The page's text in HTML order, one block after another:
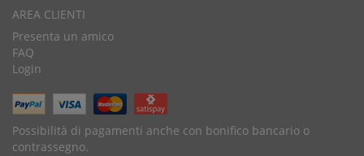
AREA CLIENTI
Presenta un amico
FAQ
Login
Possibilità di pagamenti anche con bonifico bancario o
contrassegno.